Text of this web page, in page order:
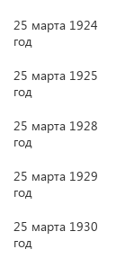
25 марта 1924
год
25 марта 1925
год
25 марта 1928
год
25 марта 1929
год
25 марта 1930
год